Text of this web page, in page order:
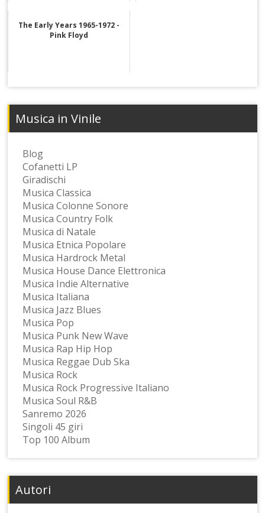
The Early Years 1965-1972 -
Pink Floyd
Musica in Vinile
Blog
Cofanetti LP
Giradischi
Musica Classica
Musica Colonne Sonore
Musica Country Folk
Musica di Natale
Musica Etnica Popolare
Musica Hardrock Metal
Musica House Dance Elettronica
Musica Indie Alternative
Musica Italiana
Musica Jazz Blues
Musica Pop
Musica Punk New Wave
Musica Rap Hip Hop
Musica Reggae Dub Ska
Musica Rock
Musica Rock Progressive Italiano
Musica Soul R&B
Sanremo 2026
Singoli 45 giri
Top 100 Album
Autori